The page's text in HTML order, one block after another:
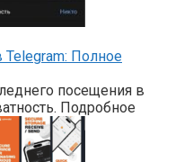
Полное
посещения в
Подробное